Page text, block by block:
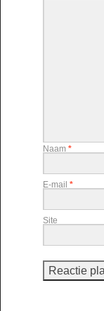
Naam *
E-mail *
Site